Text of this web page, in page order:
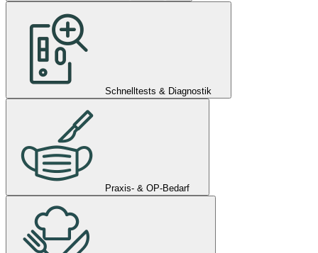
Schnelltests & Diagnostik
Praxis- & OP-Bedarf